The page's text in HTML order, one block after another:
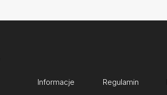
Informacje Regulamin